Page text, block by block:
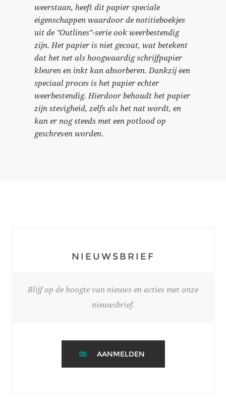
weerstaan, heeft dit papier speciale
eigenschappen waardoor de notitieboekjes
uit de "Outlines"-serie ook weerbestendig
zijn. Het papier is niet gecoat, wat betekent
dat het net als hoogwaardig schrijfpapier
kleuren en inkt kan absorberen. Dankzij een
speciaal proces is het papier echter
weerbestendig. Hierdoor behoudt het papier
zijn stevigheid, zelfs als het nat wordt, en
kan er nog steeds met een potlood op
geschreven worden.
NIEUWSBRIEF
Blijf op de hoogte van nieuws en acties met onze
nieuwsbrief.
AANMELDEN